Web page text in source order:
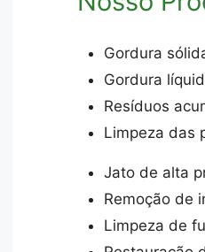
Gordura
Gordura
Resíduos
Limpeza das
Jato de alta
Remoção de
Limpeza de